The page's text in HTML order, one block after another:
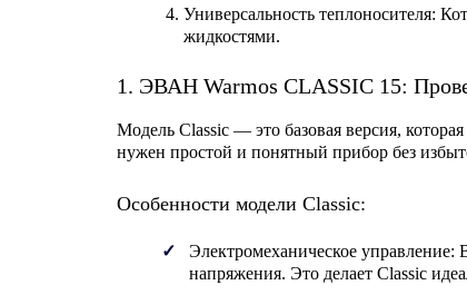
Универсальность теплоносителя:
жидкостями.
1. ЭВАН Warmos CLASSIC 15:
Модель Classic — это базовая версия,
нужен простой и понятный прибор без
Особенности модели Classic:
Электромеханическое управление:
напряжения. Это делает Classic